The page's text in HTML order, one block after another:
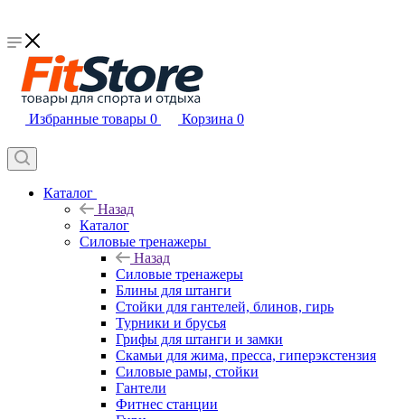
Избранные товары 0 Корзина 0
Каталог
Назад
Каталог
Силовые тренажеры
Назад
Силовые тренажеры
Блины для штанги
Стойки для гантелей, блинов, гирь
Турники и брусья
Грифы для штанги и замки
Скамьи для жима, пресса, гиперэкстензия
Силовые рамы, стойки
Гантели
Фитнес станции